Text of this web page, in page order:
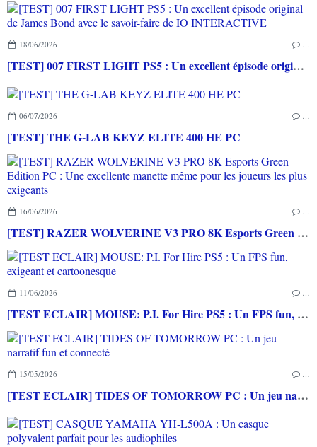
18/06/2026 …
[TEST] 007 FIRST LIGHT PS5 : Un excellent épisode original de James Bond avec le savoir-faire de IO INTERACTIVE
06/07/2026 …
[TEST] THE G-LAB KEYZ ELITE 400 HE PC
16/06/2026 …
[TEST] RAZER WOLVERINE V3 PRO 8K Esports Green Edition PC : Une excellente manette même pour les joueurs les plus exigeants
11/06/2026 …
[TEST ECLAIR] MOUSE: P.I. For Hire PS5 : Un FPS fun, exigeant et cartoonesque
15/05/2026 …
[TEST ECLAIR] TIDES OF TOMORROW PC : Un jeu narratif fun et connecté